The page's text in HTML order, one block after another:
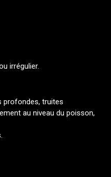
irrégulier.
profondes, truites
au niveau du poisson,